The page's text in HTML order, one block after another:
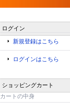
ログイン
新規登録はこちら
ログインはこちら
ショッピングカート
カートの中身